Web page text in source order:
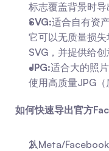
标志覆盖背景时导
SVG:适合自有资
它可以无质量损
SVG，并提供给创
JPG:适合大的照
使用高质量JPG
如何快速导出官方
从Meta/